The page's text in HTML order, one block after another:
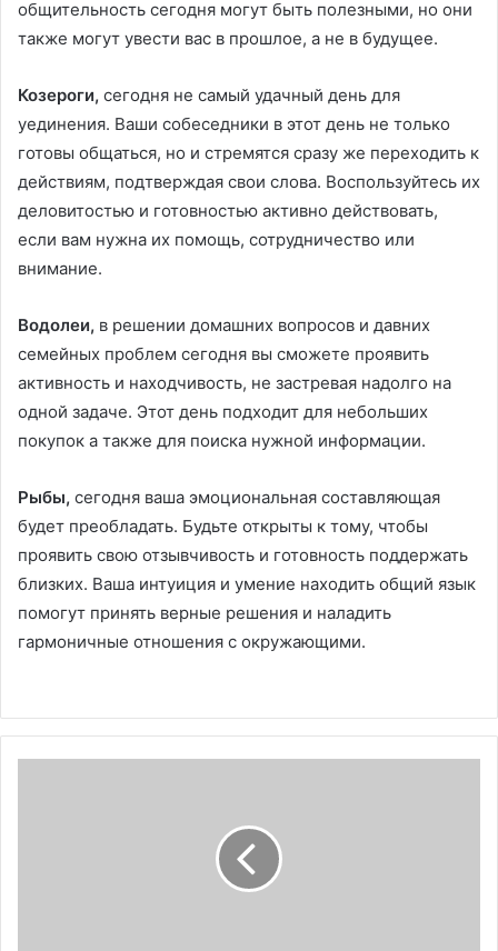
общительность сегодня могут быть полезными, но они
также могут увести вас в прошлое, а не в будущее.
Козероги, сегодня не самый удачный день для
уединения. Ваши собеседники в этот день не только
готовы общаться, но и стремятся сразу же переходить к
действиям, подтверждая свои слова. Воспользуйтесь их
деловитостью и готовностью активно действовать,
если вам нужна их помощь, сотрудничество или
внимание.
Водолеи, в решении домашних вопросов и давних
семейных проблем сегодня вы сможете проявить
активность и находчивость, не застревая надолго на
одной задаче. Этот день подходит для небольших
покупок а также для поиска нужной информации.
Рыбы, сегодня ваша эмоциональная составляющая
будет преобладать. Будьте открыты к тому, чтобы
проявить свою отзывчивость и готовность поддержать
близких. Ваша интуиция и умение находить общий язык
помогут принять верные решения и наладить
гармоничные отношения с окружающими.